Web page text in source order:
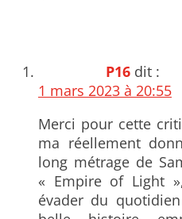
P16 dit :
1 mars 2023 à 20:55
Merci pour cette
ma réellement
long métrage de
« Empire of Light
évader du